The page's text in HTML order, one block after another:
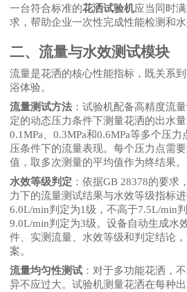
一台符合标准的花洒试验机应当同时
求，帮助企业一次性完成性能检测和水
二、流量与水效测试模块
流量是花洒的核心性能指标，既关系
浴体验。
流量测试方法 ：试验机配备高精度流
定的动态压力条件下测量花洒的出水
0.1MPa、0.3MPa和0.6MPa等多个压
压条件下的流量表现。每个压力点需
值，取多次测量的平均值作为终结果。
水效等级判定 ：依据GB 28378的要求
力下的流量测试结果与水效等级指标
6.0L/min判定为1级，不高于7.5L/min
9.0L/min判定为3级。设备自动生成水
件、实测流量、水效等级和判定结论
案。
流量均匀性测试 ：对于多功能花洒，
异不应过大。试验机测量花洒在每种